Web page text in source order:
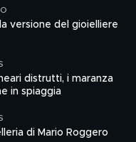
versione del gioielliere
distrutti, i maranza
in spiaggia
di Mario Roggero